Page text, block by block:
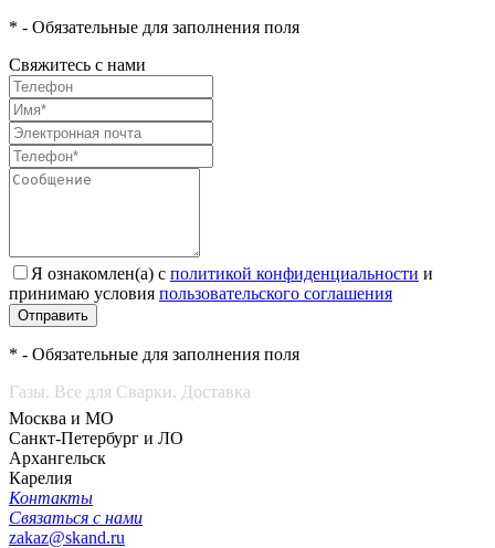
* - Обязательные для заполнения поля
Свяжитесь с нами
Я ознакомлен(а) с политикой конфиденциальности и
принимаю условия пользовательского соглашения
Отправить
* - Обязательные для заполнения поля
Газы. Все для Сварки. Доставка
Москва и МО
Санкт-Петербург и ЛО
Архангельск
Карелия
Контакты
Связаться с нами
zakaz@skand.ru